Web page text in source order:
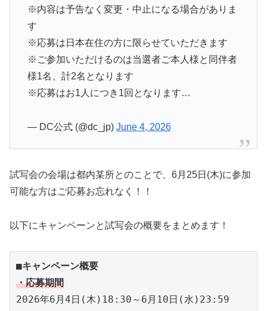
※内容は予告なく変更・中止になる場合がありま
す
※応募は日本在住の方に限らせていただきます
※ご参加いただけるのは当選者ご本人様と同伴者
様1名、計2名となります
※応募はお1人につき1回となります…
— DC公式 (@dc_jp) June 4, 2026
試写会の会場は都内某所とのことで、6月25日(木)に参加
可能な方はご応募お忘れなく！！
以下にキャンペーンと試写会の概要をまとめます！
■キャンペーン概要
・応募期間
2026年6月4日(木)18:30～6月10日(水)23:59